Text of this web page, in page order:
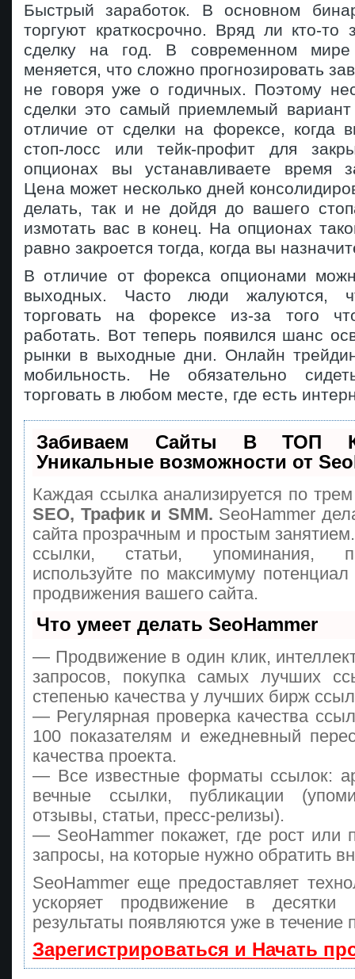
Быстрый заработок. В основном
торгуют краткосрочно. Вряд ли кто-то
сделку на год. В современном
меняется, что сложно прогнозировать
не говоря уже о годичных. Поэтому
сделки это самый приемлемый
отличие от сделки на форексе, когда
стоп-лосс или тейк-профит для
опционах вы устанавливаете время
Цена может несколько дней
делать, так и не дойдя до вашего
измотать вас в конец. На опционах
равно закроется тогда, когда вы
В отличие от форекса опционами
выходных. Часто люди жалуются,
торговать на форексе из-за того
работать. Вот теперь появился шанс
рынки в выходные дни. Онлайн
мобильность. Не обязательно
торговать в любом месте, где есть
Забиваем Сайты В ТОП
Уникальные возможности от
Каждая ссылка анализируется по
SEO, Трафик и SMM. SeoHammer
сайта прозрачным и простым
ссылки, статьи, упоминания,
используйте по максимуму
продвижения вашего сайта.
Что умеет делать SeoHammer
— Продвижение в один клик,
запросов, покупка самых лучших
степенью качества у лучших бирж
— Регулярная проверка качества
100 показателям и ежедневный
качества проекта.
— Все известные форматы ссылок:
вечные ссылки, публикации
отзывы, статьи, пресс-релизы).
— SeoHammer покажет, где рост или
запросы, на которые нужно обратить
SeoHammer еще предоставляет
ускоряет продвижение в
результаты появляются уже в течение
Зарегистрироваться и Начать